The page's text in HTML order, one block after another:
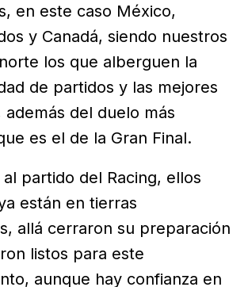
en este caso México,
y Canadá, siendo nuestros
los que alberguen la
de partidos y las mejores
además del duelo más
es el de la Gran Final.
al partido del Racing, ellos
están en tierras
allá cerraron su preparación
listos para este
aunque hay confianza en